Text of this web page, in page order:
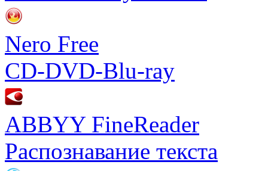
Nero Free
CD-DVD-Blu-ray
ABBYY FineReader
Распознавание текста